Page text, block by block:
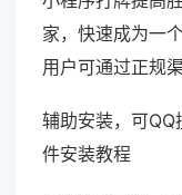
家，快速成为一
用户可通过正规
辅助安装，可
件安装教程